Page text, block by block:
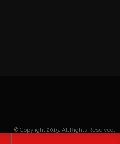
© Copyright 2015. All Rights Reserved.